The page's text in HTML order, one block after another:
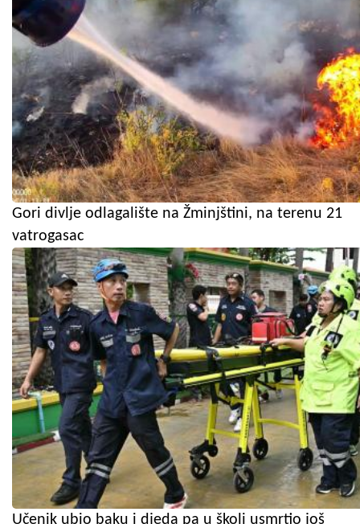
Gori divlje odlagalište na Žminjštini, na terenu 21
vatrogasac
Učenik ubio baku i djeda pa u školi usmrtio još